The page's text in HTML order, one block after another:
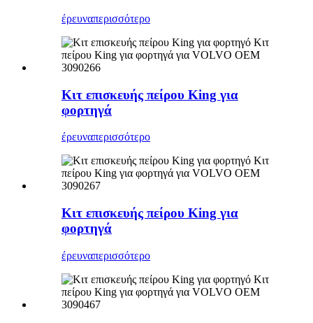
έρευναπερισσότερο
Κιτ επισκευής πείρου King για
φορτηγά
έρευναπερισσότερο
Κιτ επισκευής πείρου King για
φορτηγά
έρευναπερισσότερο